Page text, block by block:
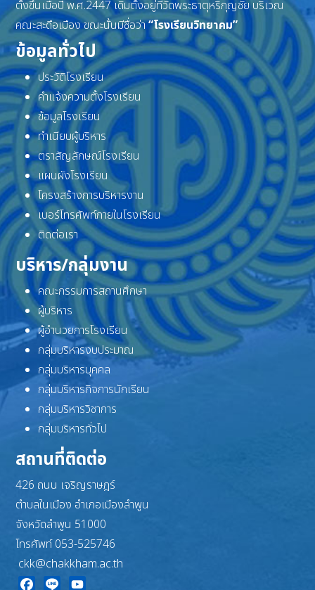
ตั้งขึ้นเมื่อปี พ.ศ.2447 เดิมตั้งอยู่ที่วัดพระธาตุหริภุญชัย บริเวณ
คณะสะดือเมือง ขณะนั้นมีชื่อว่า“โรงเรียนวิทยาคม”
ข้อมูลทั่วไป
ประวัติโรงเรียน
คำแจ้งความตั้งโรงเรียน
ข้อมูลโรงเรียน
ทำเนียบผู้บริหาร
ตราสัญลักษณ์โรงเรียน
แผนผังโรงเรียน
โครงสร้างการบริหารงาน
เบอร์โทรศัพท์ภายในโรงเรียน
ติดต่อเรา
บริหาร/กลุ่มงาน
คณะกรรมการสถานศึกษา
ผู้บริหาร
ผู้อำนวยการโรงเรียน
กลุ่มบริหารงบประมาณ
กลุ่มบริหารบุคคล
กลุ่มบริหารกิจการนักเรียน
กลุ่มบริหารวิชาการ
กลุ่มบริหารทั่วไป
สถานที่ติดต่อ
426 ถนน เจริญราษฎร์
ตำบลในเมือง อำเภอเมืองลำพูน
จังหวัดลำพูน 51000
โทรศัพท์ 053-525746
ckk@chakkham.ac.th